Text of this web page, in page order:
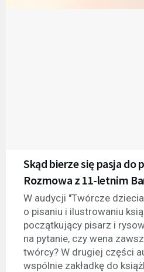
Skąd bierze się pasja do
Rozmowa z 11-letnim
W audycji "Twórcze
o pisaniu i ilustrowaniu
początkujący pisarz i
na pytanie, czy wena
twórcy? W drugiej części
wspólnie zakładkę do